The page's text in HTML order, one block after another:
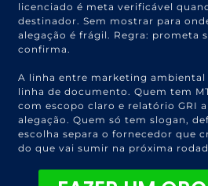
licenciado é meta verificável
destinador. Sem mostrar para
alegação é frágil. Regra: prometa
confirma.
A linha entre marketing ambiental
linha de documento. Quem tem
com escopo claro e relatório GRI
alegação. Quem só tem slogan,
escolha separa o fornecedor que
do que vai sumir na próxima